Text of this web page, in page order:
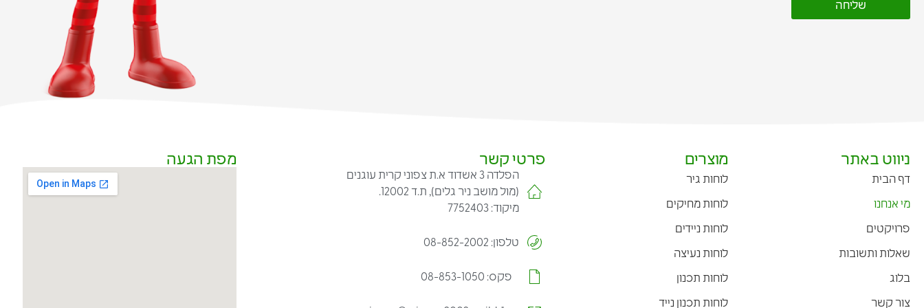
שליחה
ניווט באתר
דף הבית
מי אנחנו
פרויקטים
שאלות ותשובות
בלוג
צור קשר
מוצרים
לוחות גיר
לוחות מחיקים
לוחות ניידים
לוחות נעיצה
לוחות תכנון
לוחות תכנון נייד
פרטי קשר
הפלדה 3 אשדוד א.ת צפוני קרית עוגנים
(מול מושב ניר גלים), ת.ד 12002.
מיקוד: 7752403
טלפון: 08-852-2002
פקס: 08-853-1050
מפת הגעה